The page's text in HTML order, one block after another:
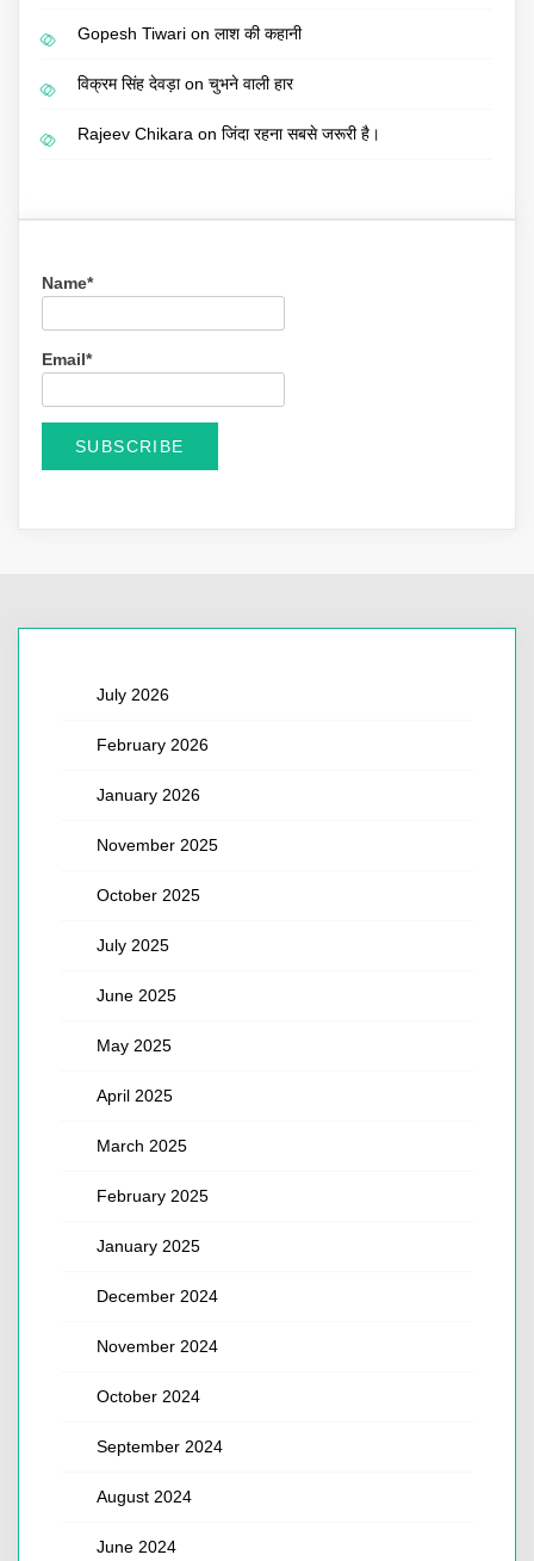
Gopesh Tiwari on लाश की कहानी
विक्रम सिंह देवड़ाon चुभने वाली हार
Rajeev Chikara on जिंदा रहना सबसे जरूरी है।
Name*
Email*
July 2026
February 2026
January 2026
November 2025
October 2025
July 2025
June 2025
May 2025
April 2025
March 2025
February 2025
January 2025
December 2024
November 2024
October 2024
September 2024
August 2024
June 2024